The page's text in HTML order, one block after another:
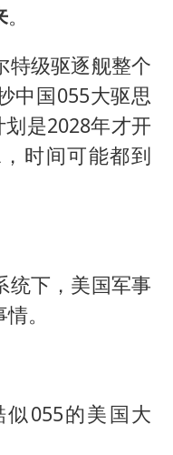
。
特级驱逐舰整个
中国055大驱思
是2028年才开
时间可能都到
统下，美国军事
。
似055的美国大